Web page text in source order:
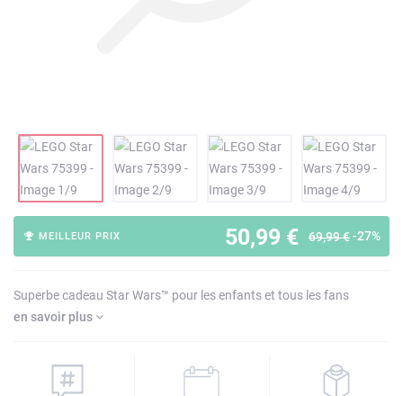
50,99 € 69,99 €-27%
MEILLEUR PRIX
Superbe cadeau Star Wars™ pour les enfants et tous les fans
en savoir plus